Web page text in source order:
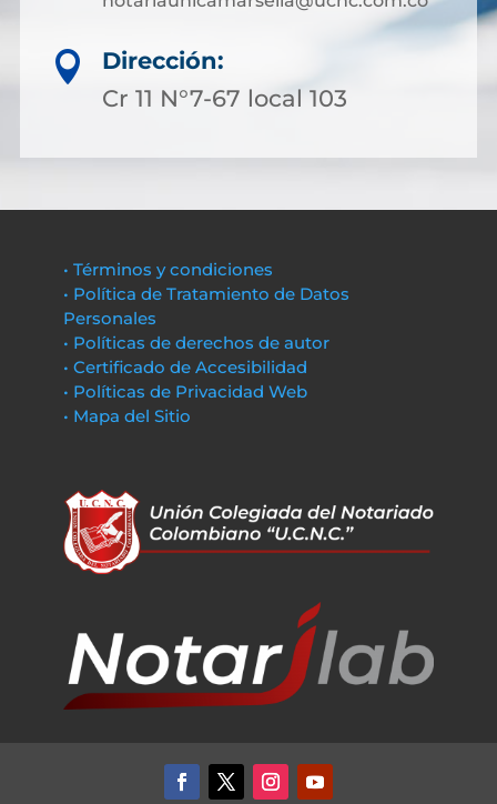

Dirección:
Cr 11 N°7-67 local 103
• Términos y condiciones
• Política de Tratamiento de Datos
Personales
• Políticas de derechos de autor
• Certificado de Accesibilidad
• Políticas de Privacidad Web
• Mapa del Sitio